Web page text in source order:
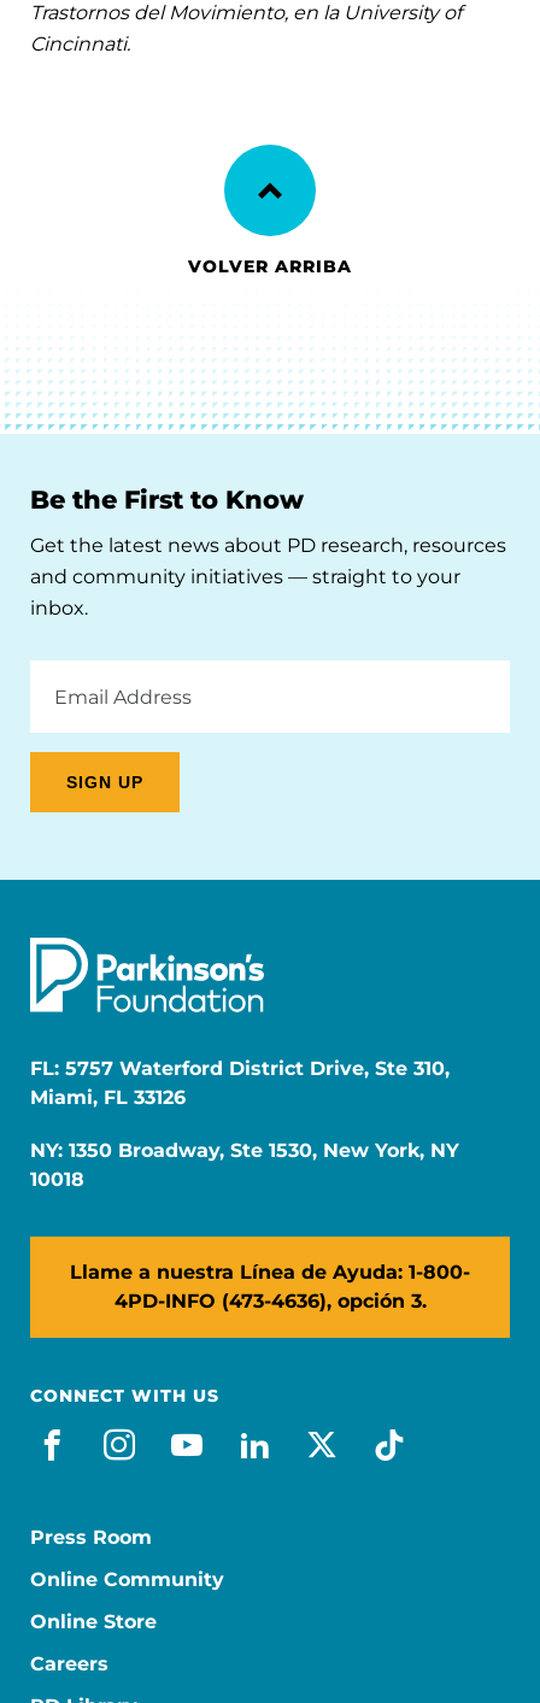
Trastornos del Movimiento, en la University of
Cincinnati.
VOLVER ARRIBA
Be the First to Know
Get the latest news about PD research, resources
and community initiatives — straight to your
inbox.
Address
FL: 5757 Waterford District Drive, Ste 310,
Miami, FL 33126
NY: 1350 Broadway, Ste 1530, New York, NY
10018
Llame a nuestra Línea de Ayuda: 1-800-
4PD-INFO (473-4636), opción 3.
CONNECT WITH US
facebook_es
instagram
youtube
linkedin
x-socialtiktok
Press Room
Online Community
Online Store
Careers